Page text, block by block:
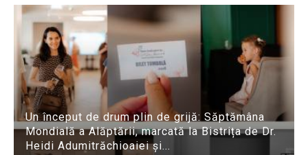
Un început de drum plin de grijă: Săptămâna
Mondială a Alăptării, marcată la Bistrița de Dr.
Heidi Adumitrăchioaiei și...